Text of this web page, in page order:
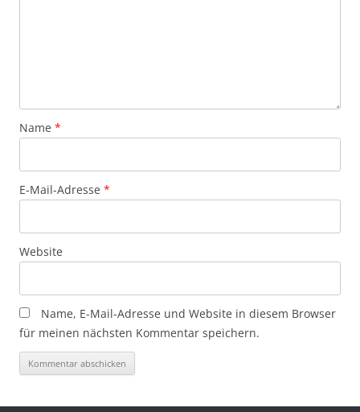
Name *
E-Mail-Adresse *
Website
Name, E-Mail-Adresse und Website in diesem Browser
für meinen nächsten Kommentar speichern.